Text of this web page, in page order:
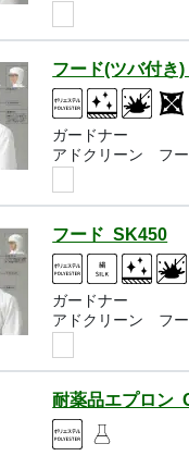
フード(ツバ付き
ガードナー
アドクリーン フ
フード SK450
ガードナー
アドクリーン フ
耐薬品エプロン